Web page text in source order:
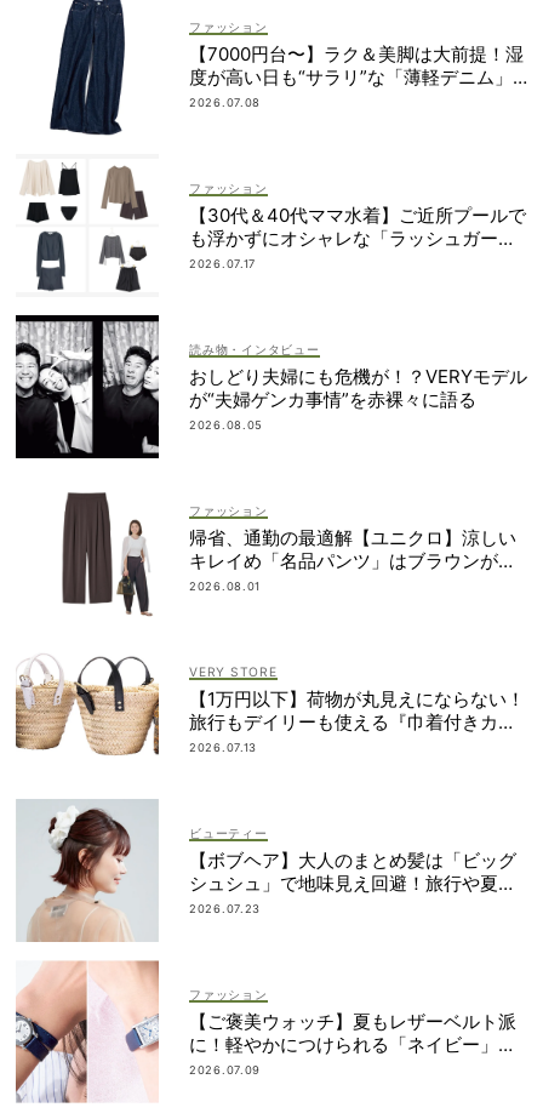
ファッション
【7000円台〜】ラク＆美脚は大前提！湿
度が高い日も“サラリ”な「薄軽デニム」3
選
2026.07.08
ファッション
【30代＆40代ママ水着】ご近所プールで
も浮かずにオシャレな「ラッシュガード
＆ショートパンツセット」6選！
2026.07.17
読み物・インタビュー
おしどり夫婦にも危機が！？VERYモデル
が“夫婦ゲンカ事情”を赤裸々に語る
2026.08.05
ファッション
帰省、通勤の最適解【ユニクロ】涼しい
キレイめ「名品パンツ」はブラウンが使
える！
2026.08.01
VERY STORE
【1万円以下】荷物が丸見えにならない！
旅行もデイリーも使える『巾着付きカゴ
バッグ』
2026.07.13
ビューティー
【ボブヘア】大人のまとめ髪は「ビッグ
シュシュ」で地味見え回避！旅行や夏祭
りにも
2026.07.23
ファッション
【ご褒美ウォッチ】夏もレザーベルト派
に！軽やかにつけられる「ネイビー」が
狙い目
2026.07.09